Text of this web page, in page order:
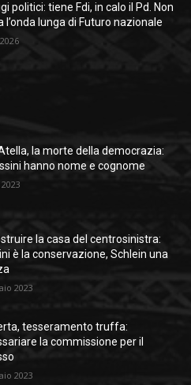
politici: tiene Fdi, in calo il Pd. Non
l’onda lunga di Futuro nazionale
la morte della democrazia:
hanno nome e cognome
la casa del centrosinistra:
è la conservazione, Schlein una
2023
tesseramento truffa:
la commissione per il
2023